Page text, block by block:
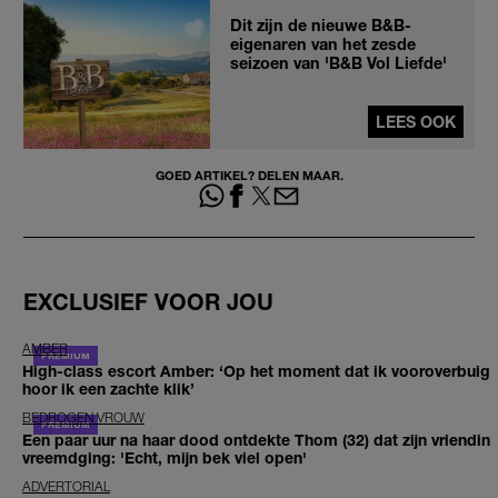
Dit zijn de nieuwe B&B-
eigenaren van het zesde
seizoen van 'B&B Vol Liefde'
LEES OOK
GOED ARTIKEL? DELEN MAAR.
EXCLUSIEF VOOR JOU
AMBER
High-class escort Amber: ‘Op het moment dat ik vooroverbuig
hoor ik een zachte klik’
BEDROGEN VROUW
Een paar uur na haar dood ontdekte Thom (32) dat zijn vriendin
vreemdging: 'Echt, mijn bek viel open'
ADVERTORIAL